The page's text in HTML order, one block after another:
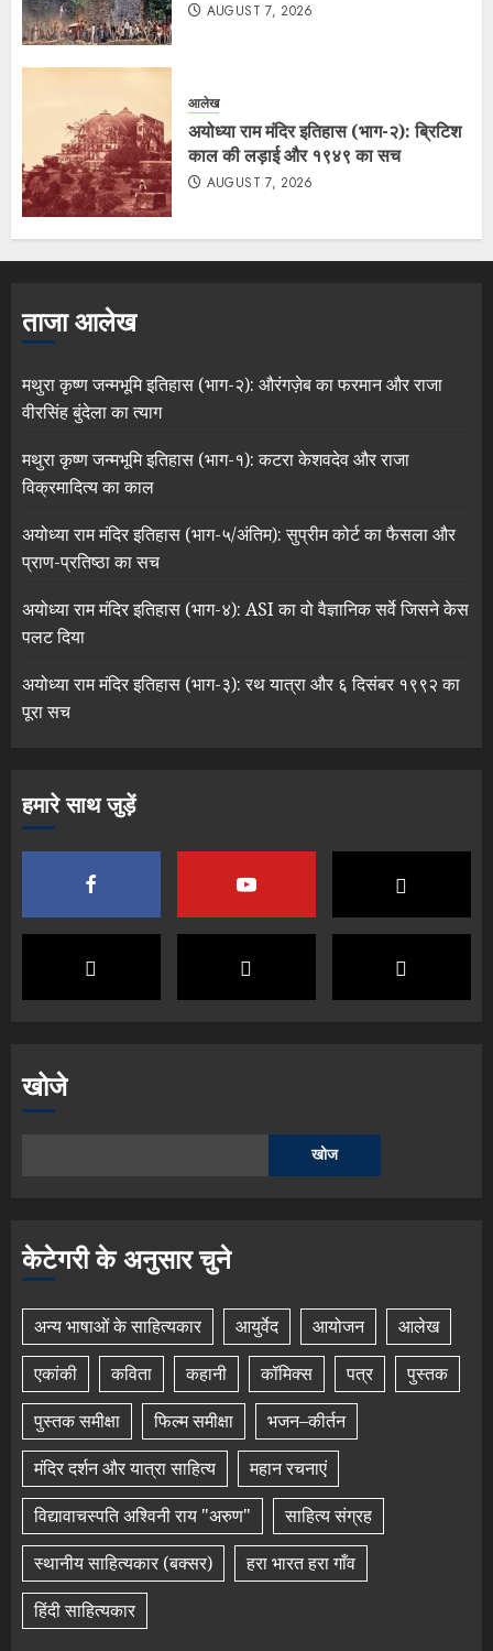
AUGUST 7, 2026
आलेख
अयोध्या राम मंदिर इतिहास (भाग-२): ब्रिटिश
काल की लड़ाई और १९४९ का सच
AUGUST 7, 2026
ताजा आलेख
मथुरा कृष्ण जन्मभूमि इतिहास (भाग-२): औरंगज़ेब का फरमान और राजा
वीरसिंह बुंदेला का त्याग
मथुरा कृष्ण जन्मभूमि इतिहास (भाग-१): कटरा केशवदेव और राजा
विक्रमादित्य का काल
अयोध्या राम मंदिर इतिहास (भाग-५/अंतिम): सुप्रीम कोर्ट का फैसला और
प्राण-प्रतिष्ठा का सच
अयोध्या राम मंदिर इतिहास (भाग-४): ASI का वो वैज्ञानिक सर्वे जिसने केस
पलट दिया
अयोध्या राम मंदिर इतिहास (भाग-३): रथ यात्रा और ६ दिसंबर १९९२ का
पूरा सच
हमारे साथ जुड़ें
खोजे
खोज
केटेगरी के अनुसार चुने
अन्य भाषाओं के साहित्यकार आयुर्वेद आयोजन
आलेख
एकांकी
कविता कहानी कॉमिक्स पत्र
पुस्तक
पुस्तक समीक्षा
फिल्म समीक्षा
भजन–कीर्तन
मंदिर दर्शन और यात्रा साहित्य
महान रचनाएं
विद्यावाचस्पति अश्विनी राय "अरुण"
साहित्य संग्रह
स्थानीय साहित्यकार (बक्सर)
हरा भारत हरा गाँव
हिंदी साहित्यकार